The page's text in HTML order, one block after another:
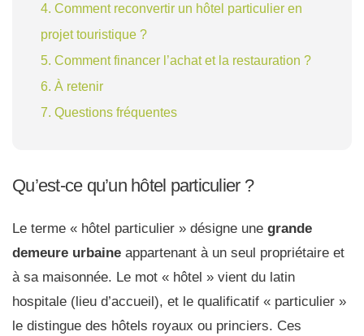
4. Comment reconvertir un hôtel particulier en
projet touristique ?
5. Comment financer l’achat et la restauration ?
6. À retenir
7. Questions fréquentes
Qu’est-ce qu’un hôtel particulier ?
Le terme « hôtel particulier » désigne une grande
demeure urbaine appartenant à un seul propriétaire et
à sa maisonnée. Le mot « hôtel » vient du latin
hospitale (lieu d’accueil), et le qualificatif « particulier »
le distingue des hôtels royaux ou princiers. Ces